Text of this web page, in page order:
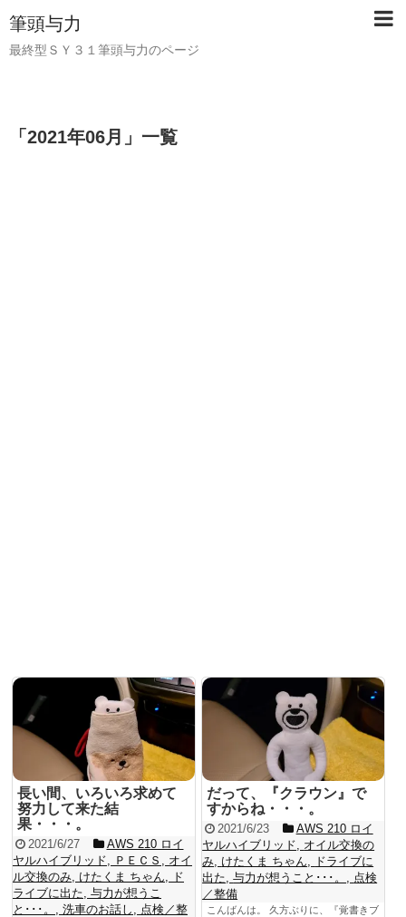
筆頭与力
最終型ＳＹ３１筆頭与力のページ
「 2021年06月 」 一覧
長い間、いろいろ求めて
努力して来た結
果・・・。
2021/6/27
AWS 210 ロイ
ヤルハイブリッド
ＰＥＣＳ
オイ
ル交換のみ けたくま ちゃん
ド
ライブに出た 与力が想うこ
と･･･。
洗車のお話し
点検／整
だって、『クラウン』で
すからね・・・。
2021/6/23
AWS 210 ロイ
ヤルハイブリッド
オイル交換の
み けたくま ちゃん
ドライブに
出た ,与力が想うこと･･･。
点検
／整備
こんばんは。 久方ぶりに、『覚書きブ